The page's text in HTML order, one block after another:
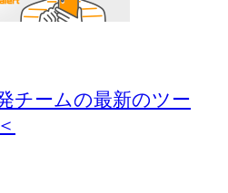
チームの最新のツー